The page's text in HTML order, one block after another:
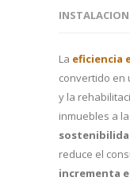
La eficiencia
convertido en
y la
inmuebles a
reduce el
incrementa